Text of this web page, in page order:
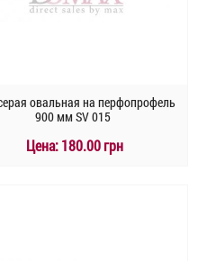
овальная на перфопрофель
900 мм SV 015
Цена:180.00 грн